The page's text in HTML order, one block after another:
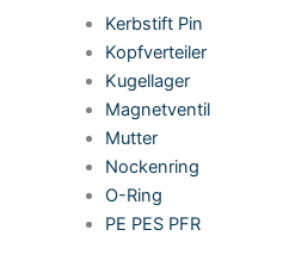
Kerbstift Pin
Kopfverteiler
Kugellager
Magnetventil
Mutter
Nockenring
O-Ring
PE PES PFR